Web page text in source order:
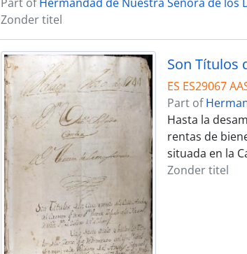
Zonder titel
ES ES29067
Part of
Hasta la
rentas de
situada en la
Zonder titel